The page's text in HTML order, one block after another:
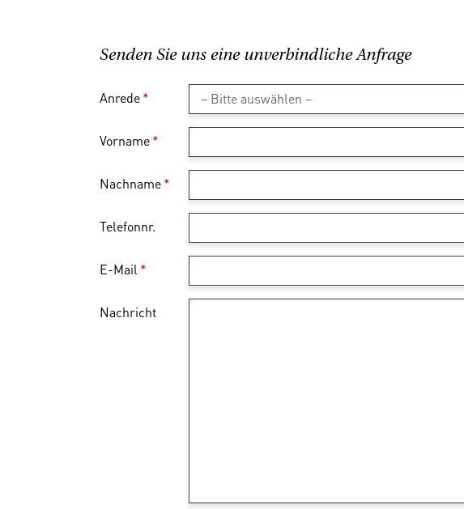
Senden Sie uns eine unverbindliche Anfrage
Anrede*
Vorname*
Nachname*
Telefonnr.
E-Mail*
Nachricht